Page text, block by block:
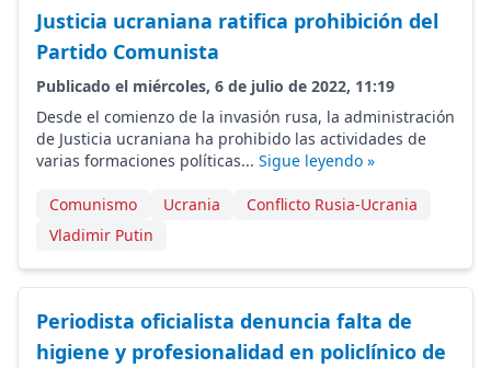
Justicia ucraniana ratifica prohibición del
Partido Comunista
Publicado el miércoles, 6 de julio de 2022, 11:19
Desde el comienzo de la invasión rusa, la administración
de Justicia ucraniana ha prohibido las actividades de
varias formaciones políticas... Sigue leyendo »
Comunismo Ucrania
Conflicto Rusia-Ucrania
Vladimir Putin
Periodista oficialista denuncia falta de
higiene y profesionalidad en policlínico de